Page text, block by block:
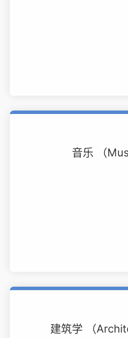
音乐 （
建筑学 （